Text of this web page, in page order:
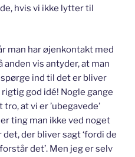
hvis vi ikke lytter til
man har øjenkontakt med
vis antyder, at man
ind til det er bliver
god idé! Nogle gange
at vi er ’ubegavede’
ting man ikke ved noget
der bliver sagt ‘fordi de
det’. Men jeg er selv